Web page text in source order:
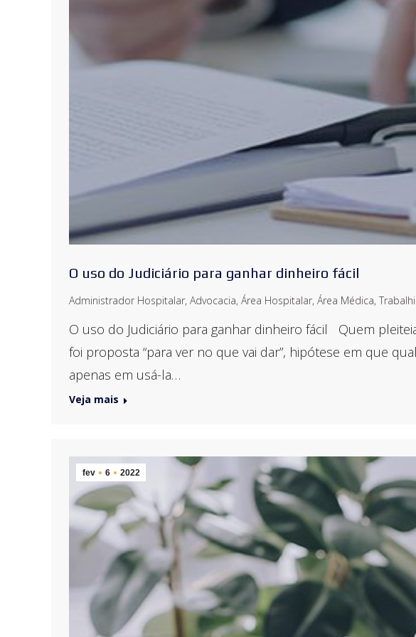
O uso do Judiciário para ganhar dinheiro fácil
Administrador Hospitalar, Advocacia, Área Hospitalar, Área Médica,
O uso do Judiciário para ganhar dinheiro fácil Quem
foi proposta “para ver no que vai dar”, hipótese em que
apenas em usá-la…
Veja mais
fev 6 2022